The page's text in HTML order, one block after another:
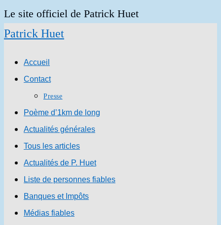
Skip
to
Le site officiel de Patrick Huet
Patrick Huet
Accueil
Contact
Presse
Poème d’1km de long
Actualités générales
Tous les articles
Actualités de P. Huet
Liste de personnes fiables
Banques et Impôts
Médias fiables